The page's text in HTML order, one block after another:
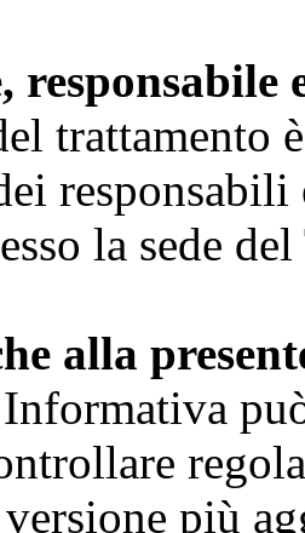
responsabile
trattamento
la sede
alla
Informativa
più